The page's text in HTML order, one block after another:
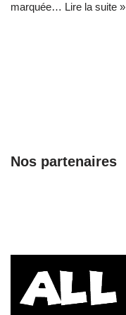
marquée… Lire la suite »
Nos partenaires